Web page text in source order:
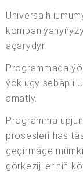
açarydyr!
Programmada
ýoklugy sebäpli
amatly.
Programma
prosesleri has
geçirmäge
görkezijileriniň